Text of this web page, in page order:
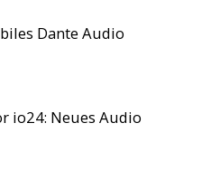
Dante Audio
io24: Neues Audio